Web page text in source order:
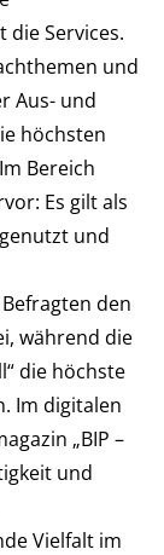
die Services.
und
Aus- und
höchsten
Bereich
Es gilt als
und
den
während die
die höchste
Im digitalen
„BIP –
und
Vielfalt im